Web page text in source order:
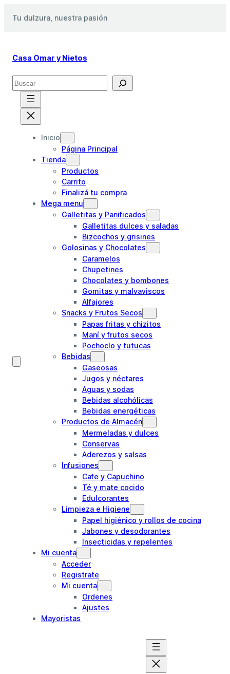
Tu dulzura, nuestra pasión
Casa Omar y Nietos
S
e
Inicio
Página Principal
Tienda
Productos
Carrito
Finalizá tu compra
Mega menu
Galletitas y Panificados
Galletitas dulces y saladas
Bizcochos y grisines
Golosinas y Chocolates
Caramelos
Chupetines
Chocolates y bombones
Gomitas y malvaviscos
Alfajores
Snacks y Frutos Secos
Papas fritas y chizitos
Maní y frutos secos
Pochoclo y tutucas
Bebidas
Gaseosas
Jugos y néctares
Aguas y sodas
Bebidas alcohólicas
Bebidas energéticas
Productos de Almacén
Mermeladas y dulces
Conservas
Aderezos y salsas
Infusiones
Cafe y Capuchino
Té y mate cocido
Edulcorantes
Limpieza e Higiene
Papel higiénico y rollos de cocina
Jabones y desodorantes
Insecticidas y repelentes
Mi cuenta
Acceder
Registrate
Mi cuenta
Ordenes
Ajustes
Mayoristas